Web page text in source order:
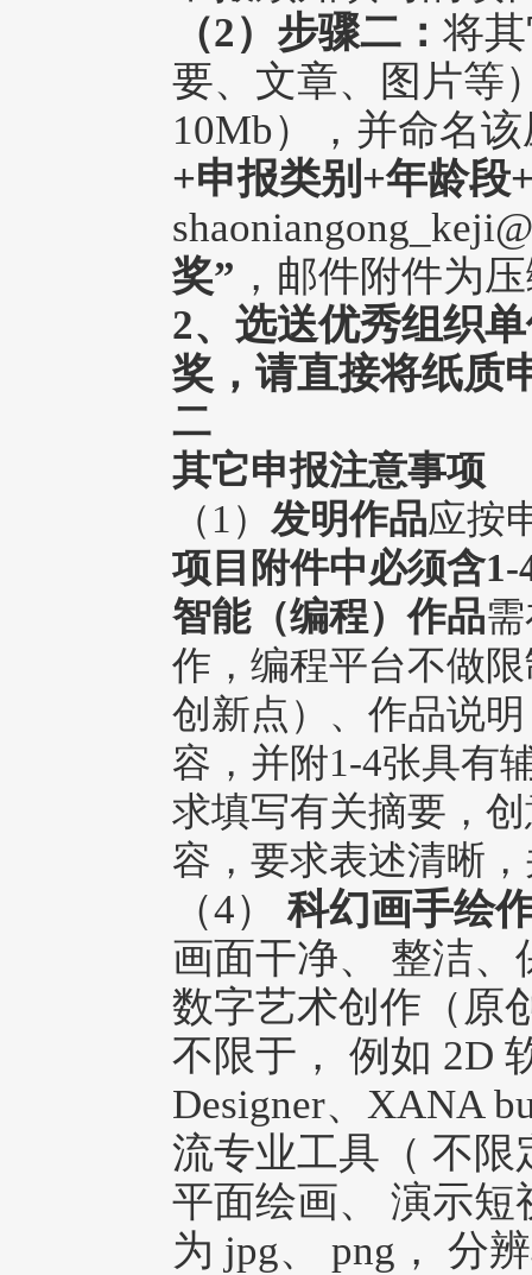
（2）步骤二： 将
要、文章、图片等
10Mb），并命名
+申报类别+年龄段
奖” ，邮件附件为
2、选送优秀组织
奖，请直接将纸质
二
其它申报注意事项
（1） 发明作品应按
项目附件中必须含
智能（编程）作品
作，编程平台不做
创新点）、作品说
容，并附1-4张具有
求填写有关摘要，
容，要求表述清晰
（4）
科幻画手绘
画面干净、 整洁
数字艺术创作（原
不限于， 例如 2D
Designer、XANA
流专业工具（ 不
平面绘画、 演示
为 jpg、 png， 分